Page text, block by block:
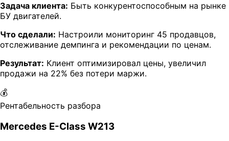
Задача клиента: Быть конкурентоспособным на рынке
БУ двигателей.
Что сделали: Настроили мониторинг 45 продавцов,
отслеживание демпинга и рекомендации по ценам.
Результат: Клиент оптимизировал цены, увеличил
продажи на 22% без потери маржи.
💰
Рентабельность разбора
Mercedes E-Class W213